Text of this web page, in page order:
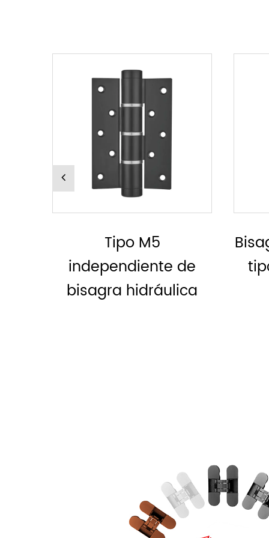
Bisagra hidráulica, sin
tipo MH derecho o
izquierdo